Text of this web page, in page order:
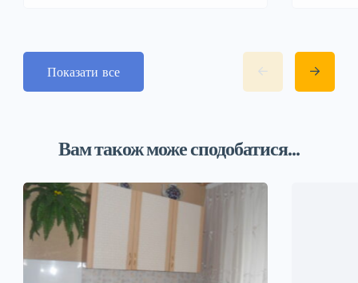
Показати все
Вам також може сподобатися...